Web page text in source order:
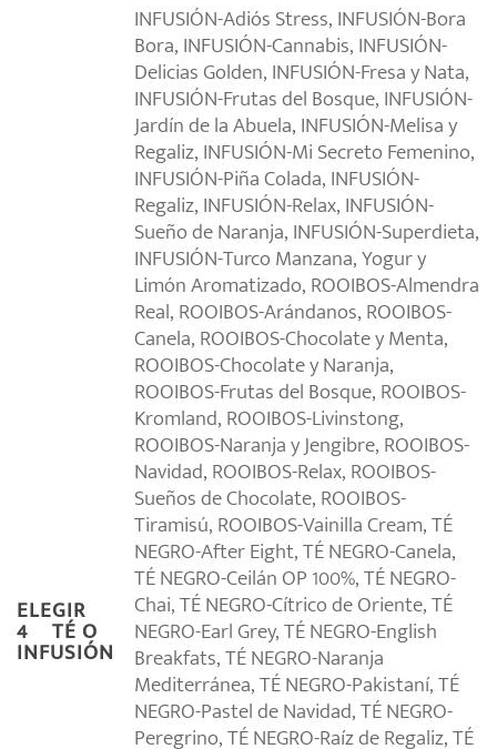
ELEGIR
4º TÉ O
INFUSIÓN
INFUSIÓN-Adiós Stress, INFUSIÓN-Bora
Bora, INFUSIÓN-Cannabis, INFUSIÓN-
Delicias Golden, INFUSIÓN-Fresa y Nata,
INFUSIÓN-Frutas del Bosque, INFUSIÓN-
Jardín de la Abuela, INFUSIÓN-Melisa y
Regaliz, INFUSIÓN-Mi Secreto Femenino,
INFUSIÓN-Piña Colada, INFUSIÓN-
Regaliz, INFUSIÓN-Relax, INFUSIÓN-
Sueño de Naranja, INFUSIÓN-Superdieta,
INFUSIÓN-Turco Manzana, Yogur y
Limón Aromatizado, ROOIBOS-Almendra
Real, ROOIBOS-Arándanos, ROOIBOS-
Canela, ROOIBOS-Chocolate y Menta,
ROOIBOS-Chocolate y Naranja,
ROOIBOS-Frutas del Bosque, ROOIBOS-
Kromland, ROOIBOS-Livinstong,
ROOIBOS-Naranja y Jengibre, ROOIBOS-
Navidad, ROOIBOS-Relax, ROOIBOS-
Sueños de Chocolate, ROOIBOS-
Tiramisú, ROOIBOS-Vainilla Cream, TÉ
NEGRO-After Eight, TÉ NEGRO-Canela,
TÉ NEGRO-Ceilán OP 100%, TÉ NEGRO-
Chai, TÉ NEGRO-Cítrico de Oriente, TÉ
NEGRO-Earl Grey, TÉ NEGRO-English
Breakfats, TÉ NEGRO-Naranja
Mediterránea, TÉ NEGRO-Pakistaní, TÉ
NEGRO-Pastel de Navidad, TÉ NEGRO-
Peregrino, TÉ NEGRO-Raíz de Regaliz, TÉ